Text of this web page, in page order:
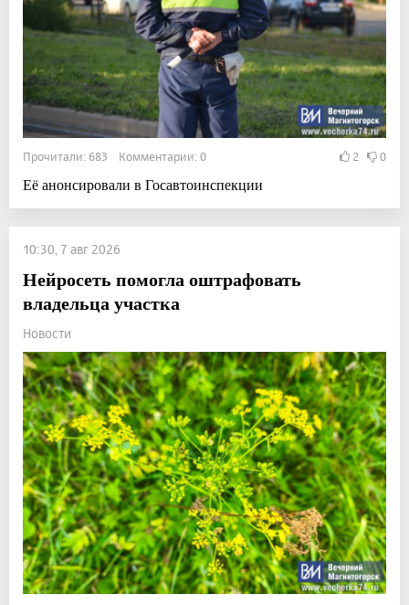
Прочитали: 683 Комментарии: 0 2 0
Её анонсировали в Госавтоинспекции
10:30, 7 авг 2026
Нейросеть помогла оштрафовать
владельца участка
Новости